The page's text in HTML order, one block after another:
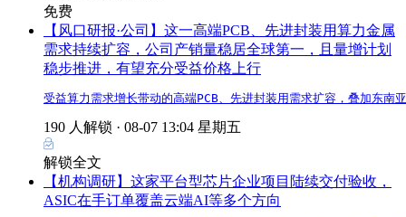
免费
【风口研报·公司】这一高端PCB、先进封装用算力金属
需求持续扩容，公司产销量稳居全球第一，且量增计划
稳步推进，有望充分受益价格上行
受益算力需求增长带动的高端PCB、先进封装用需求扩容，叠加东
190 人解锁 · 08-07 13:04 星期五
解锁全文
【机构调研】这家平台型芯片企业项目陆续交付验收，
ASIC在手订单覆盖云端AI等多个方向